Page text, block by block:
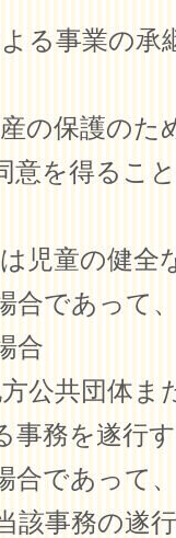
る事業の承
の保護のた
意を得るこ
児童の健全
合であって
合
公共団体ま
事務を遂行
合であって
該事務の遂